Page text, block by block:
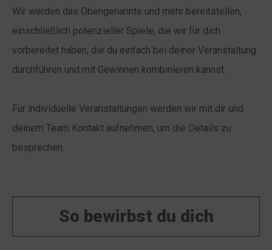
Wir werden das Obengenannte und mehr bereitstellen,
einschließlich potenzieller Spiele, die wir für dich
vorbereitet haben, die du einfach bei deiner Veranstaltung
durchführen und mit Gewinnen kombinieren kannst.
Für individuelle Veranstaltungen werden wir mit dir und
deinem Team Kontakt aufnehmen, um die Details zu
besprechen.
So bewirbst du dich